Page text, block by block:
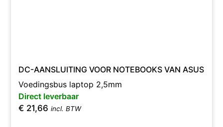
DC-AANSLUITING VOOR NOTEBOOKS VAN ASUS
Voedingsbus laptop 2,5mm
Direct leverbaar
€ 21,66 incl. BTW